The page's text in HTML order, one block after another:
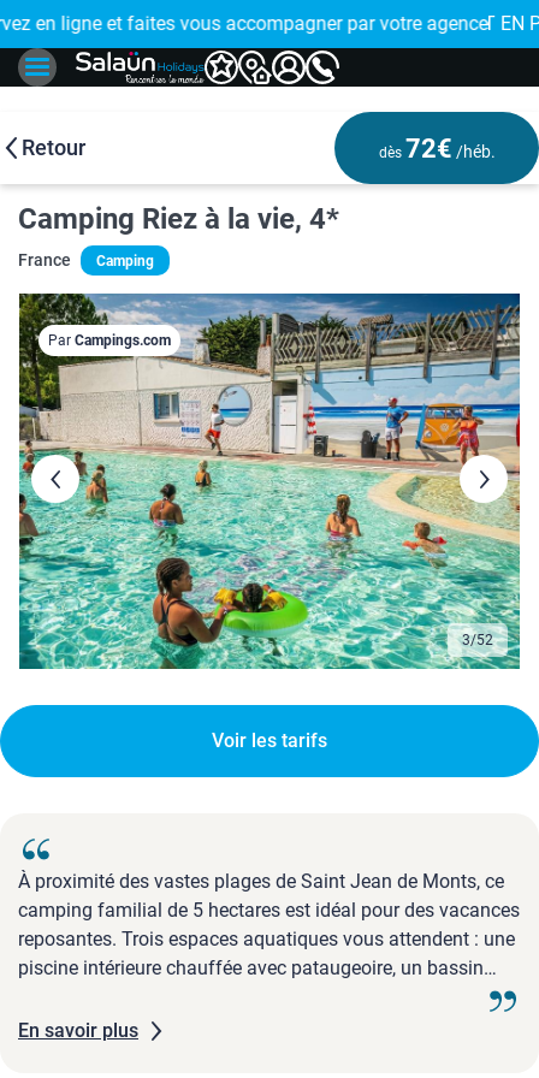
de proximité
EN PLUSIEURS FOIS : réglez votre voyage en 4x avec FLOA >
Retour dès 72€ /héb.
Camping Riez à la vie, 4*
France Camping
3/52
Par Campings.com
Voir les tarifs
À proximité des vastes plages de Saint Jean de Monts, ce
camping familial de 5 hectares est idéal pour des vacances
reposantes. Trois espaces aquatiques vous attendent : une
piscine intérieure chauffée avec pataugeoire, un bassin
piscines, une rivière de nage et sept toboggans pour petits
En savoir plus